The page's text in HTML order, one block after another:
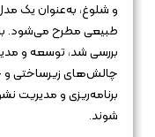
و شلوغ، به‌عنوان یک مدل
طبیعی مطرح می‌شود. با
بررسی شد، توسعه و
چالش‌های زیرساختی و
برنامه‌ریزی و مدیریت
شوند.